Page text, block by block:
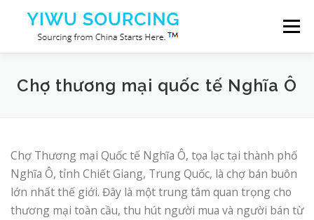
Skip to content
Menu
Dịch vụ Thành phố Nghĩa Ô Blog
Chợ thương mại quốc tế Nghĩa Ô
Chợ Thương mại Quốc tế Nghĩa Ô, tọa lạc tại thành phố
Nghĩa Ô, tỉnh Chiết Giang, Trung Quốc, là chợ bán buôn
lớn nhất thế giới. Đây là một trung tâm quan trọng cho
thương mại toàn cầu, thu hút người mua và người bán từ